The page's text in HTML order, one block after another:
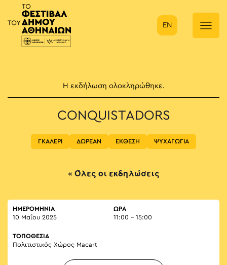
Κύρια πλοήγηση
EN
Η εκδήλωση ολοκληρώθηκε.
CONQUISTADORS
ΓΚΑΛΕΡΙ ΔΩΡΕΑΝ ΕΚΘΕΣΗ ΨΥΧΑΓΩΓΙΑ
« Όλες οι εκδηλώσεις
ΗΜΕΡΟΜΗΝΙΑ
10 Μαΐου 2025
ΏΡΑ
11:00 - 15:00
ΤΟΠΟΘΕΣΙΑ
Πολιτιστικός Χώρος Macart